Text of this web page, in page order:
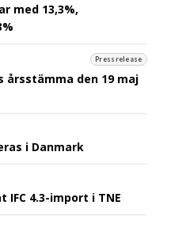
med 13,3%,
Pressrelease
årsstämma den 19 maj
i Danmark
4.3-import i TNE